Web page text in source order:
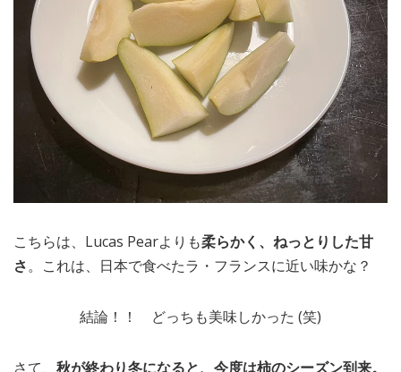
こちらは、Lucas Pearよりも柔らかく、ねっとりした甘
さ。これは、日本で食べたラ・フランスに近い味かな？
結論！！ どっちも美味しかった (笑)
さて、 秋が終わり冬になると、今度は柿のシーズン到来。